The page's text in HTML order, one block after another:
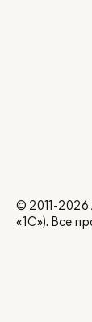
© 2011-
«1С»). Все